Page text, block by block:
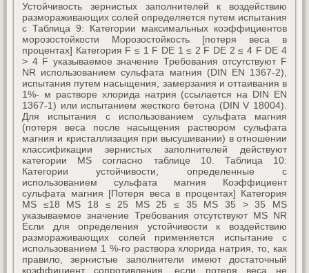
Устойчивость зернистых заполнителей к воздействию
размораживающих солей определяется путем испытания
с Таблица 9: Категории максимальных коэффициентов
морозостойкости Морозостойкость [потеря веса в
процентах] Категория F ≤ 1 F DE 1 ≤ 2 F DE 2 ≤ 4 F DE 4
> 4 F указываемое значение Требования отсутствуют F
NR использованием сульфата магния (DIN EN 1367-2),
испытания путем насыщения, замерзания и оттаивания в
1%- м растворе хлорида натрия (ссылается на DIN EN
1367-1) или испытанием жесткого бетона (DIN V 18004).
Для испытания с использованием сульфата магния
(потеря веса после насыщения раствором сульфата
магния и кристаллизация при высушивании) в отношении
классификации зернистых заполнителей действуют
категории MS согласно таблице 10. Таблица 10:
Категории устойчивости, определенные с
использованием сульфата магния Коэффициент
сульфата магния [Потеря веса в процентах] Категория
MS ≤18 MS 18 ≤ 25 MS 25 ≤ 35 MS 35 > 35 MS
указываемое значение Требования отсутствуют MS NR
Если для определения устойчивости к воздействию
размораживающих солей применяется испытание с
использованием 1 %-го раствора хлорида натрия, то, как
правило, зернистые заполнители имеют достаточный
коэффициент сопротивления, если потеря веса не